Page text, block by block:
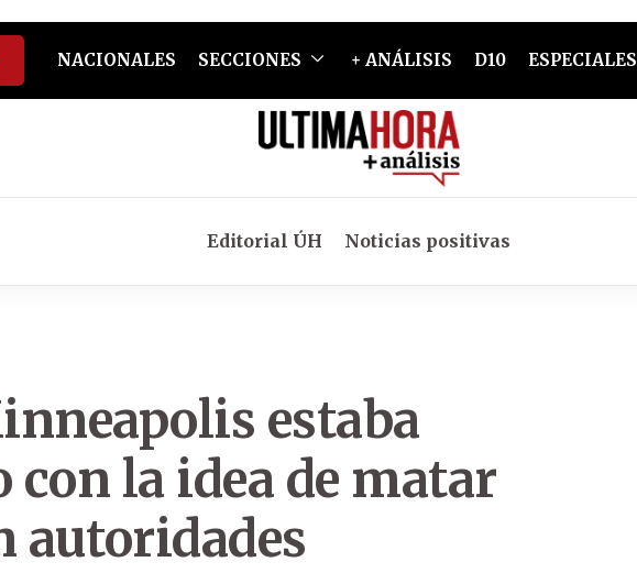
NACIONALES SECCIONES + ANÁLISIS D10 ESPECIALES
Editorial ÚH Noticias positivas
estaba
con la idea de matar
autoridades